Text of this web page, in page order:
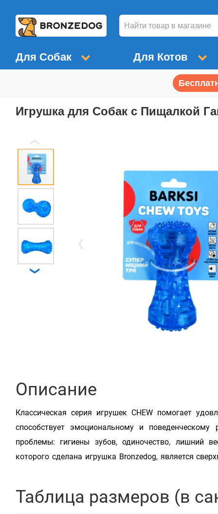
Для Собак Для Котов
Игрушка для Собак с Пищалкой
❯
Описание
Классическая серия игрушек CHEW помогает
способствует эмоциональному и
проблемы: гигиены зубов, одиночество, лишний
которого сделана игрушка Bronzedog, является
серии CHEW сделаны из достаточно
Таблица размеров (в